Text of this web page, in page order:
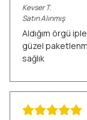
Kevser T.
Satın Alınmış
Aldığım örgü
güzel
sağlık